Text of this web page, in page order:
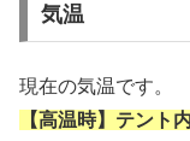
気温
現在の気温です。
【高温時】テント